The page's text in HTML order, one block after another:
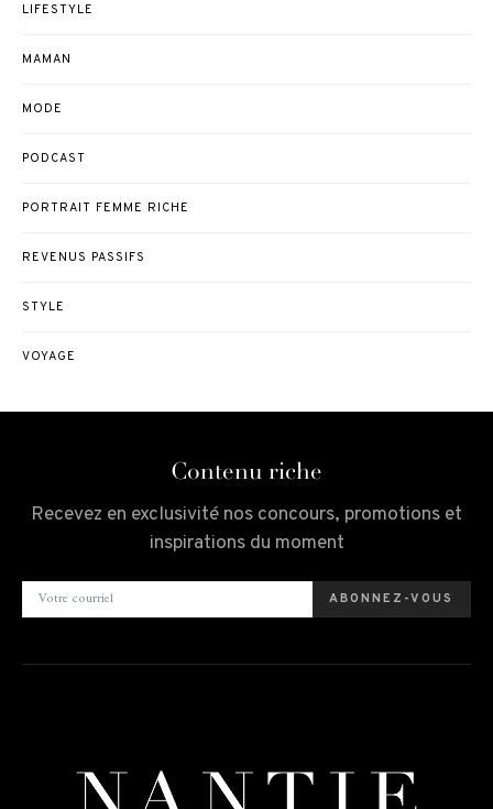
LIFESTYLE
MAMAN
MODE
PODCAST
PORTRAIT FEMME RICHE
REVENUS PASSIFS
STYLE
VOYAGE
Contenu riche
Recevez en exclusivité nos concours, promotions et
inspirations du moment
ABONNEZ-VOUS